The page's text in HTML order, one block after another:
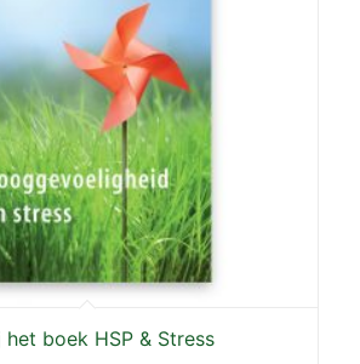
boek HSP & Stress